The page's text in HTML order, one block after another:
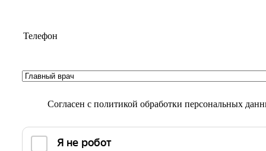
Согласен с политикой обработки персональных